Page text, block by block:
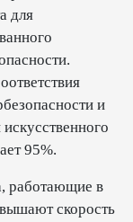
для
и
95%.
работающие в
скорость